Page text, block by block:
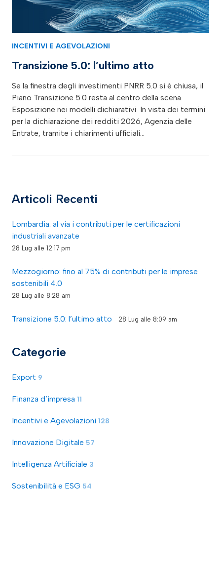
INCENTIVI E AGEVOLAZIONI
Transizione 5.0: l’ultimo atto
Se la finestra degli investimenti PNRR 5.0 si è chiusa, il
Piano Transizione 5.0 resta al centro della scena.
Esposizione nei modelli dichiarativi In vista dei termini
per la dichiarazione dei redditi 2026, Agenzia delle
Entrate, tramite i chiarimenti ufficiali…
Articoli Recenti
Lombardia: al via i contributi per le certificazioni
industriali avanzate
28 Lug alle 12:17 pm
Mezzogiorno: fino al 75% di contributi per le imprese
sostenibili 4.0
28 Lug alle 8:28 am
Transizione 5.0: l’ultimo atto 28 Lug alle 8:09 am
Categorie
Export 9
Finanza d’impresa 11
Incentivi e Agevolazioni 128
Innovazione Digitale 57
Intelligenza Artificiale 3
Sostenibilità e ESG 54